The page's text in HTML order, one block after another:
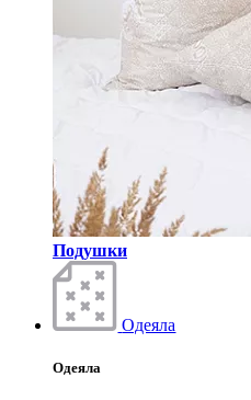
Подушки
Одеяла
Одеяла